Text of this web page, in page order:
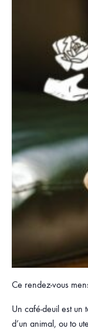
Ce rendez-vous
Un café-deuil est un
d’un animal, ou to